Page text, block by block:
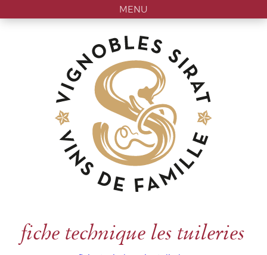
MENU
fiche technique les tuileries